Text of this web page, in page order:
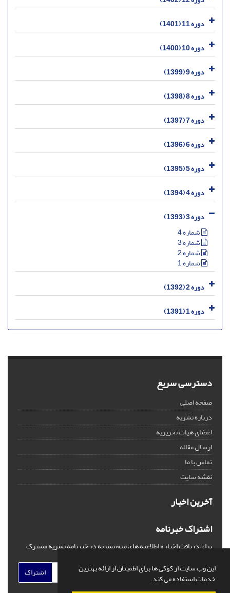
این وب سایت از کوکی ها برای اطمینان از ارائه بهترین
خدمات استفاده می کند.
دوره 11 (1401)
دوره 10 (1400)
دوره 9 (1399)
دوره 8 (1398)
دوره 7 (1397)
دوره 6 (1396)
دوره 5 (1395)
دوره 4 (1394)
دوره 3 (1393)
شماره 4
شماره 3
شماره 2
شماره 1
دوره 2 (1392)
دوره 1 (1391)
دسترسی سریع
صفحه اصلی
درباره نشریه
اعضای هیات تحریریه
ارسال مقاله
تماس با ما
نقشه سایت
آخرین اخبار
اشتراک خبرنامه
برای دریافت اخبار و اطلاعیه های مهم نشریه در خبرنامه نشریه مشترک
اشتراک